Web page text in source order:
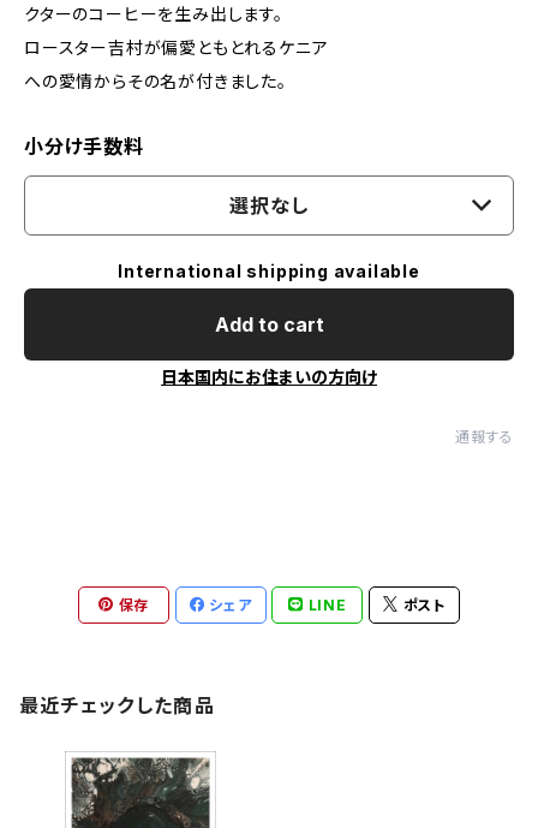
クターのコーヒーを生み出します。
ロースター吉村が偏愛ともとれるケニア
への愛情からその名が付きました。
小分け手数料
選択なし
International shipping available
Add to cart
日本国内にお住まいの方向け
通報する
保存 シェア LINE ポスト
最近チェックした商品